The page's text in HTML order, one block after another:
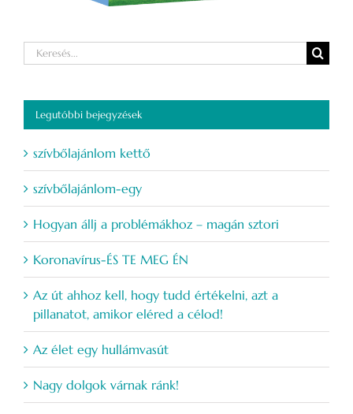
Keresés...
Legutóbbi bejegyzések
szívbőlajánlom kettő
szívbőlajánlom-egy
Hogyan állj a problémákhoz – magán sztori
Koronavírus-ÉS TE MEG ÉN
Az út ahhoz kell, hogy tudd értékelni, azt a
pillanatot, amikor eléred a célod!
Az élet egy hullámvasút
Nagy dolgok várnak ránk!